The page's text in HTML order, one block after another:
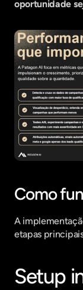
oportunidade
Como
A
etapas
Setup